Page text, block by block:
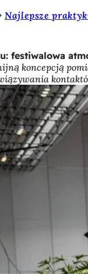
Najlepsze
festiwalowa
koncepcją